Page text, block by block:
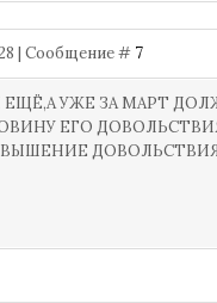
| Сообщение # 7
УЖЕ ЗА МАРТ
ЕГО